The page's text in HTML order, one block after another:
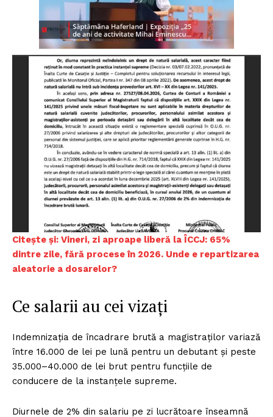
Citește și: Vineri, zi aproape liberă la ÎCCJ: 65%
dintre zile, fără procese în 2026. Unde e repartizarea
aleatorie a dosarelor?
Ce salarii au cei vizați
Indemnizația de încadrare brută a magistraților variază
între 16.000 de lei pe lună pentru un debutant și peste
35.000–40.000 de lei brut pentru funcțiile de
conducere de la instanțele supreme.
Diurnele de 2% din salariu pe zi lucrătoare înseamnă